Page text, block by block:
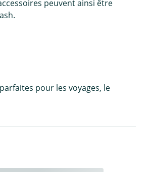
peuvent ainsi être
pour les voyages, le